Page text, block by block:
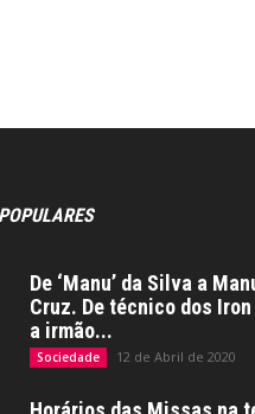
De ‘Manu’ da Silva a
Cruz. De técnico dos
a irmão...
Sociedade 12 de Abril de 2020